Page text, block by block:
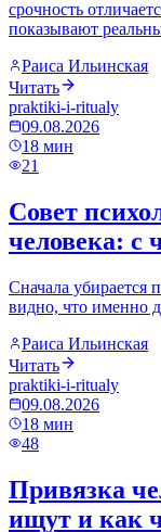
срочность
показывают
Раиса Ильинская
Читать
praktiki-i-ritualy
09.08.2026
18 мин
21
Совет
человека: с
Сначала убирается
видно, что именно
Раиса Ильинская
Читать
praktiki-i-ritualy
09.08.2026
18 мин
48
Привязка
ищут и как